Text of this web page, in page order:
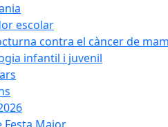
escolar
contra el càncer de
infantil i juvenil